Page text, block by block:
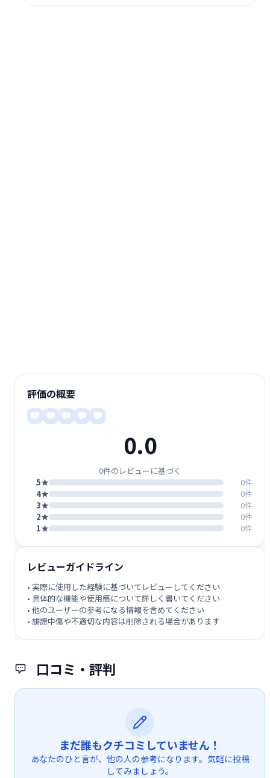
口コミ・評判
まだ誰もクチコミしていません！
あなたのひと言が、他の人の参考になります。気軽に投稿
してみましょう。
評価の概要
0.0
0件のレビューに基づく
5★
0件
4★
0件
3★
0件
2★
0件
1★
0件
レビューガイドライン
• 実際に使用した経験に基づいてレビューしてください
• 具体的な機能や使用感について詳しく書いてください
• 他のユーザーの参考になる情報を含めてください
• 誹謗中傷や不適切な内容は削除される場合があります